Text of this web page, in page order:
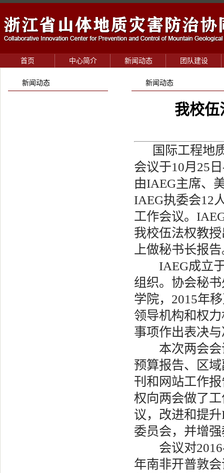
首页 中心简介 新闻动态 团队建设
新闻动态 新闻动态
我校伍
国际工程地质
会议于10月25
由IAEG主席、
IAEG执委会12
工作会议。
我校伍法权教
上做秘书长报
IAEG成立于
组织。协会秘
学院，2015年
领导机构和权
事项作出表决
本次两会会
预算报告、区
刊和网站工作
权向两会做了
议，改进和提
委员会，并增
会议对2016-
年南非开普敦